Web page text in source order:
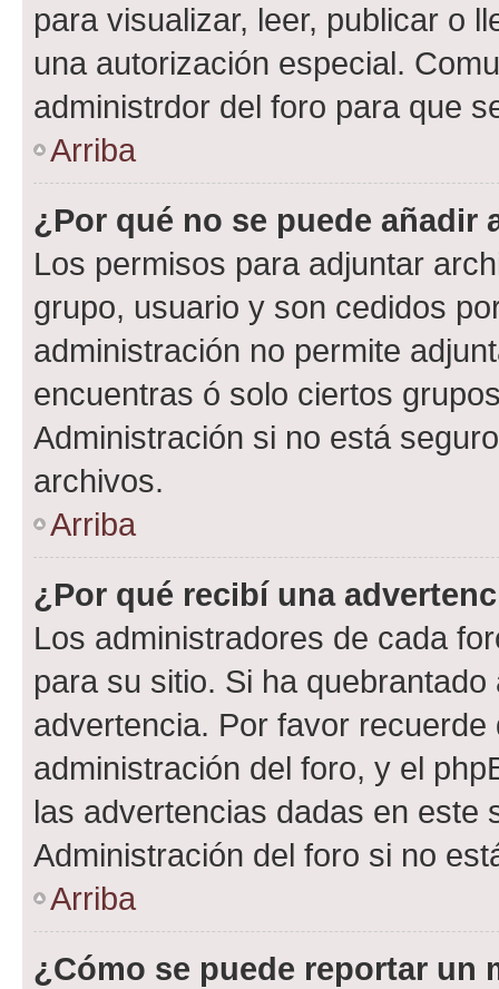
para visualizar, leer, publicar o
una autorización especial.
administrdor del foro para que
Arriba
¿Por qué no se puede añadir
Los permisos para adjuntar
grupo, usuario y son cedidos
administración no permite
encuentras ó solo ciertos
Administración si no está
archivos.
Arriba
¿Por qué recibí una
Los administradores de cada
para su sitio. Si ha
advertencia. Por favor
administración del foro, y el
las advertencias dadas en este
Administración del foro si no
Arriba
¿Cómo se puede reportar un